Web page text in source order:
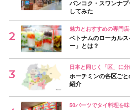
バンコク・スワンナ
してみた
魅力とおすすめの専門
ベトナムのローカル
ー」とは？
日本と同じく「区」に
ホーチミンの各区ご
紹介
50バーツでタイ料理を味